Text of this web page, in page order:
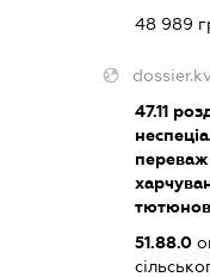
48 989
47.11
51.88.0